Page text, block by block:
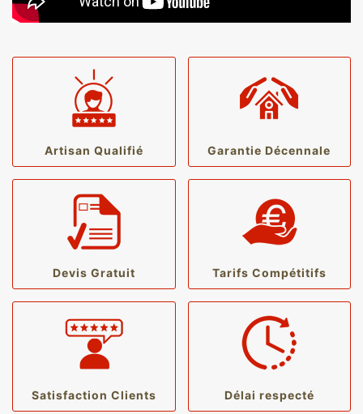
Artisan Qualifié Garantie Décennale
Devis Gratuit Tarifs Compétitifs
Satisfaction Clients Délai respecté